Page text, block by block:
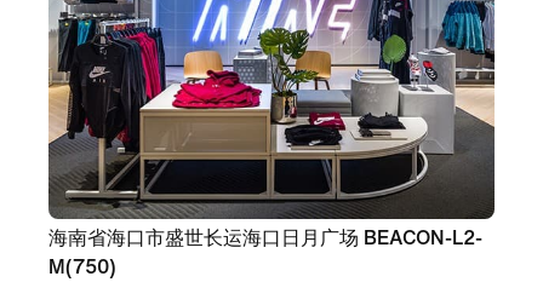
海南省海口市盛世长运海口日月广场 BEACON-L2-
M(750)